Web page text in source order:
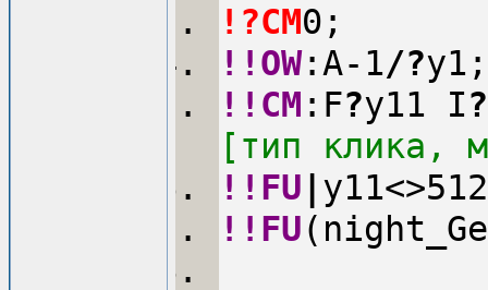
!?CM0;
!!OW:A-1/?y1;
!!CM :F?y11 I?
[тип клика,
!!FU | y11<>512
!!FU